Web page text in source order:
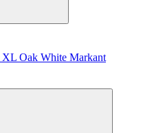
Oak White Markant